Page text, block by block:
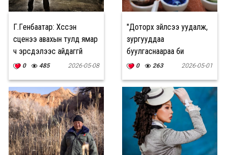
Г.Гүенбаатар: Хүссэн
сценээ авахын тулд ямар
ч эрсдэлээс айдаггүй
0 485 2026-05-08
"Доторх зүйлсээ уудалж,
зургууддаа
буулгаснаараа би
өөрийгөө чөлөөлж,
болсон"
0 263 2026-05-01